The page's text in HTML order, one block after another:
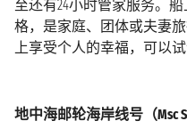
至还有24小时管家服务。
格，是家庭、团体或夫妻
上享受个人的幸福，可以
地中海邮轮海岸线号（Msc